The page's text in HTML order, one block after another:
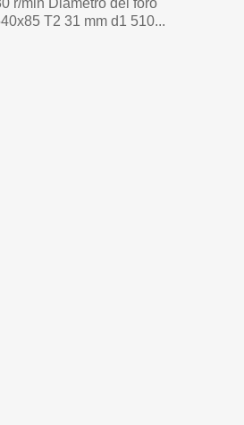
r/min Diametro del foro
T2 31 mm d1 510...